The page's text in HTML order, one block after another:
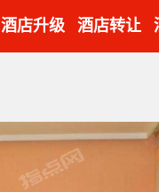
酒店升级 酒店转让